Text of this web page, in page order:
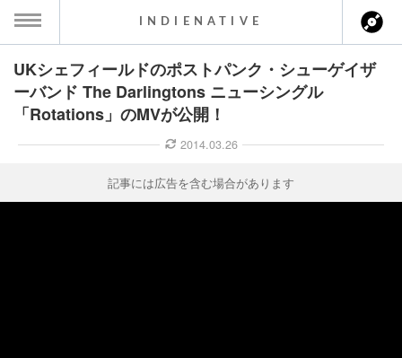
MENU
ス一覧
ト情報
INDIENATIVE
UKシェフィールドのポストパンク・シューゲイザ
ーバンド The Darlingtons ニューシングル
「Rotations」のMVが公開！
2014.03.26
記事には広告を含む場合があります